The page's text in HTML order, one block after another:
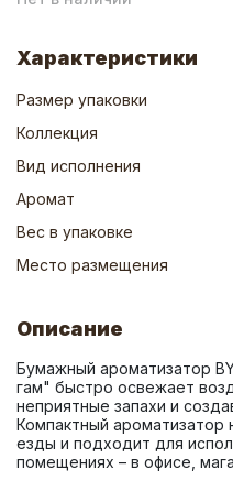
Характеристики
Размер упаковки
Коллекция
Вид исполнения
Аромат
Вес в упаковке
Место размещения
Описание
Бумажный ароматизатор
гам" быстро освежает
неприятные запахи и
Компактный ароматизатор
езды и подходит для
помещениях – в офисе,